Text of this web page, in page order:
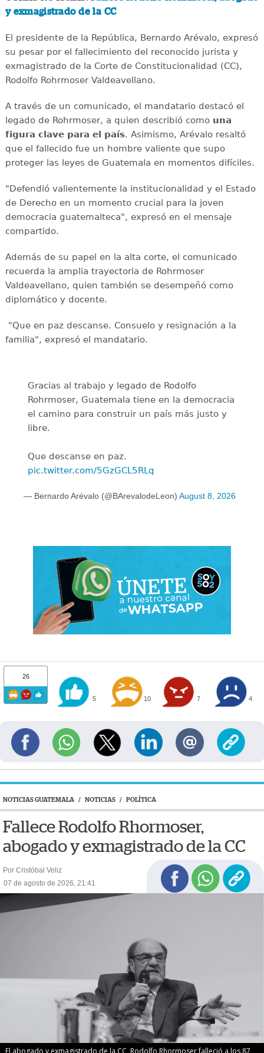
y exmagistrado de la CC
El presidente de la República, Bernardo Arévalo, expresó
su pesar por el fallecimiento del reconocido jurista y
exmagistrado de la Corte de Constitucionalidad (CC),
Rodolfo Rohrmoser Valdeavellano.
A través de un comunicado, el mandatario destacó el
legado de Rohrmoser, a quien describió comouna
figura clave para el país. Asimismo, Arévalo resaltó
que el fallecido fue un hombre valiente que supo
proteger las leyes de Guatemala en momentos difíciles.
"Defendió valientemente la institucionalidad y el Estado
de Derecho en un momento crucial para la joven
democracia guatemalteca", expresó en el mensaje
compartido.
Además de su papel en la alta corte, el comunicado
recuerda la amplia trayectoria de Rohrmoser
Valdeavellano, quien también se desempeñó como
diplomático y docente.
"Que en paz descanse. Consuelo y resignación a la
familia", expresó el mandatario.
Gracias al trabajo y legado de Rodolfo
Rohrmoser, Guatemala tiene en la democracia
el camino para construir un país más justo y
libre.
Que descanse en paz.
pic.twitter.com/5GzGCL5RLq
— Bernardo Arévalo (@BArevalodeLeon) August 8, 2026
26
5 10 7 4
NOTICIAS GUATEMALA / NOTICIAS / POLÍTICA
Fallece Rodolfo Rhormoser,
abogado y exmagistrado de la CC
Por Cristóbal Veliz
07 de agosto de 2026, 21:41